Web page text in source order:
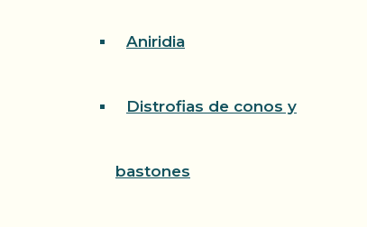
Aniridia
Distrofias de conos y
bastones